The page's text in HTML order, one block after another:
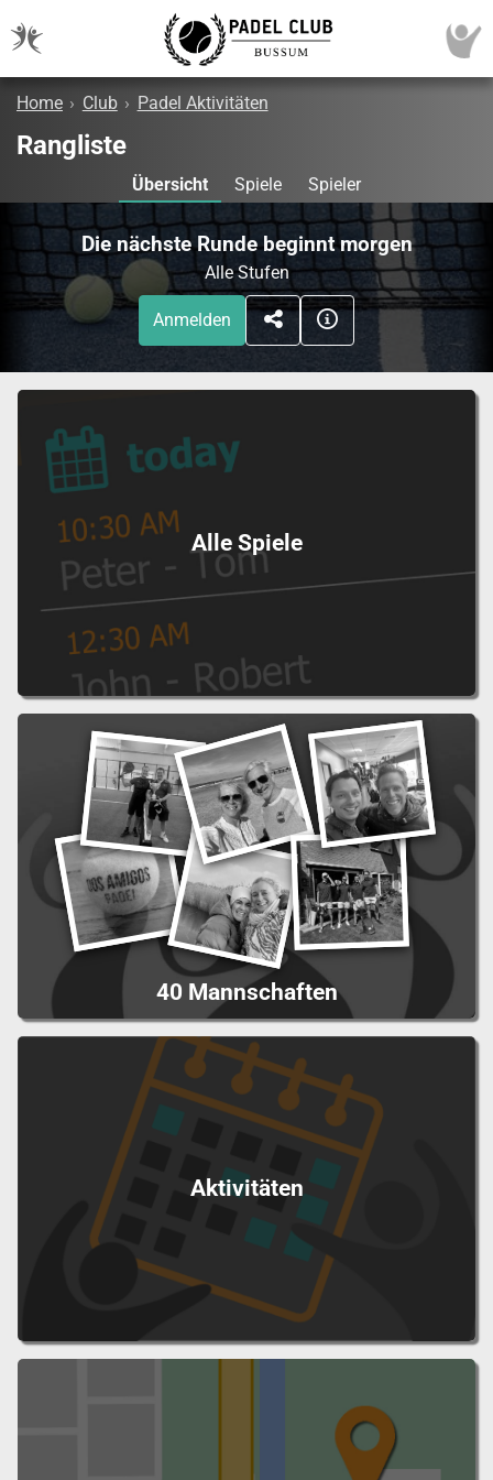
Home › Club › Padel Aktivitäten
Rangliste
Übersicht Spiele Spieler
Die nächste Runde beginnt morgen
Alle Stufen
Anmelden
Alle Spiele
40 Mannschaften
Aktivitäten